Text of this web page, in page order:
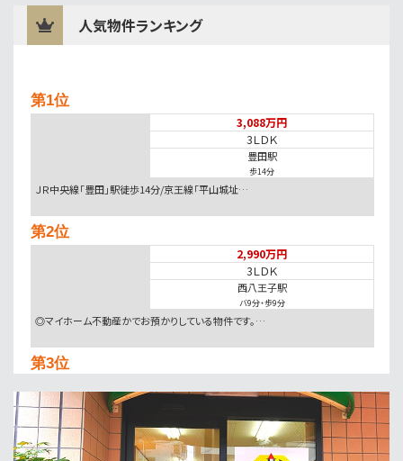
人気物件ランキング
第1位
3,088万円
3ＬＤＫ
豊田駅
歩14分
ＪＲ中央線「豊田」駅徒歩14分/京王線「平山城址…
第2位
2,990万円
3ＬＤＫ
西八王子駅
バ9分・歩9分
◎マイホーム不動産かでお預かりしている物件です。…
第3位
4ＬＤＫ
高尾駅
歩14分
◎JR中央線・京王線「高尾駅」徒歩14分（新宿ま…